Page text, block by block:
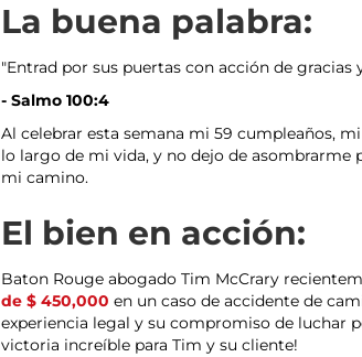
La buena palabra:
"Entrad por sus puertas con acción de gracias
- Salmo 100:4
Al celebrar esta semana mi 59 cumpleaños,
lo largo de mi vida, y no dejo de asombrarme
mi camino.
El bien en acción:
Baton Rouge abogado Tim McCrary
de $ 450,000 en un caso de accidente de
experiencia legal y su compromiso de luchar
victoria increíble para Tim y su cliente!